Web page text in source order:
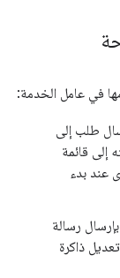
طلب إلى
إلى قائمة
عند بدء
رسالة
ذاكرة